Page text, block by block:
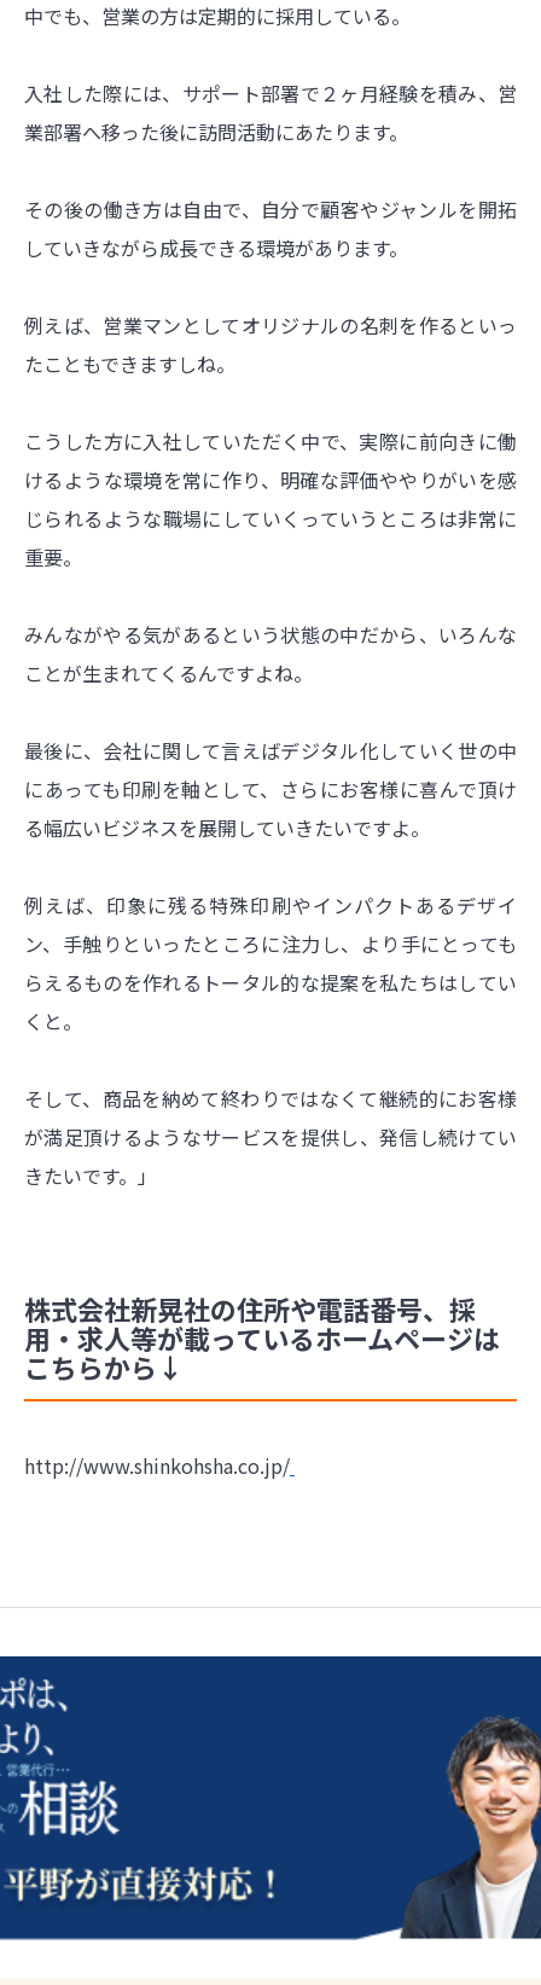
中でも、営業の方は定期的に採用している。
入社した際には、サポート部署で２ヶ月経験を積み、営
業部署へ移った後に訪問活動にあたります。
その後の働き方は自由で、自分で顧客やジャンルを開拓
していきながら成長できる環境があります。
例えば、営業マンとしてオリジナルの名刺を作るといっ
たこともできますしね。
こうした方に入社していただく中で、実際に前向きに働
けるような環境を常に作り、明確な評価ややりがいを感
じられるような職場にしていくっていうところは非常に
重要。
みんながやる気があるという状態の中だから、いろんな
ことが生まれてくるんですよね。
最後に、会社に関して言えばデジタル化していく世の中
にあっても印刷を軸として、さらにお客様に喜んで頂け
る幅広いビジネスを展開していきたいですよ。
例えば、印象に残る特殊印刷やインパクトあるデザイ
ン、手触りといったところに注力し、より手にとっても
らえるものを作れるトータル的な提案を私たちはしてい
くと。
そして、商品を納めて終わりではなくて継続的にお客様
が満足頂けるようなサービスを提供し、発信し続けてい
きたいです。」
株式会社新晃社の住所や電話番号、採
用・求人等が載っているホームページは
こちらから↓
http://www.shinkohsha.co.jp/